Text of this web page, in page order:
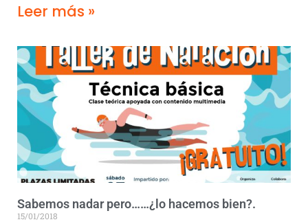
Leer más »
Sabemos nadar pero……¿lo hacemos bien?.
15/01/2018